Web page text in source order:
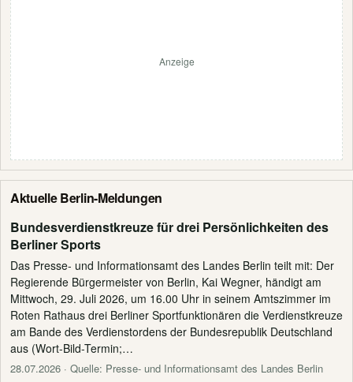
Anzeige
Aktuelle Berlin-Meldungen
Bundesverdienstkreuze für drei Persönlichkeiten des
Berliner Sports
Das Presse- und Informationsamt des Landes Berlin teilt mit: Der
Regierende Bürgermeister von Berlin, Kai Wegner, händigt am
Mittwoch, 29. Juli 2026, um 16.00 Uhr in seinem Amtszimmer im
Roten Rathaus drei Berliner Sportfunktionären die Verdienstkreuze
am Bande des Verdienstordens der Bundesrepublik Deutschland
aus (Wort-Bild-Termin;…
28.07.2026 · Quelle: Presse- und Informationsamt des Landes Berlin